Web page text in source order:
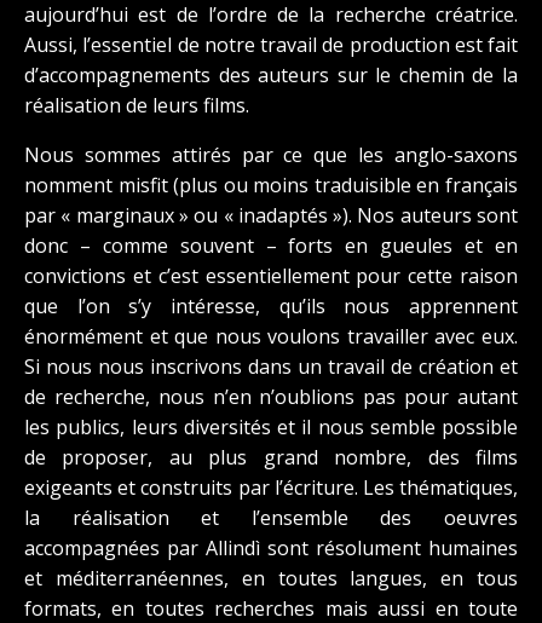
aujourd’hui est de l’ordre de la recherche créatrice.
Aussi, l’essentiel de notre travail de production est fait
d’accompagnements des auteurs sur le chemin de la
réalisation de leurs films.
Nous sommes attirés par ce que les anglo-saxons
nomment misfit (plus ou moins traduisible en français
par « marginaux » ou « inadaptés »). Nos auteurs sont
donc – comme souvent – forts en gueules et en
convictions et c’est essentiellement pour cette raison
que l’on s’y intéresse, qu’ils nous apprennent
énormément et que nous voulons travailler avec eux.
Si nous nous inscrivons dans un travail de création et
de recherche, nous n’en n’oublions pas pour autant
les publics, leurs diversités et il nous semble possible
de proposer, au plus grand nombre, des films
exigeants et construits par l’écriture. Les thématiques,
la réalisation et l’ensemble des oeuvres
accompagnées par Allindì sont résolument humaines
et méditerranéennes, en toutes langues, en tous
formats, en toutes recherches mais aussi en toute